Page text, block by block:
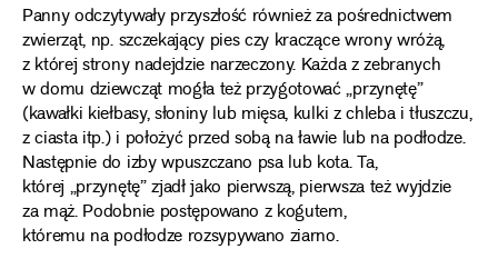
Panny odczytywały przyszłość również za pośrednictwem
zwierząt, np. szczekający pies czy kraczące wrony wróżą,
z której strony nadejdzie narzeczony. Każda z zebranych
w domu dziewcząt mogła też przygotować „przynętę”
(kawałki kiełbasy, słoniny lub mięsa, kulki z chleba i tłuszczu,
z ciasta itp.) i położyć przed sobą na ławie lub na podłodze.
Następnie do izby wpuszczano psa lub kota. Ta,
której „przynętę” zjadł jako pierwszą, pierwsza też wyjdzie
za mąż. Podobnie postępowano z kogutem,
któremu na podłodze rozsypywano ziarno.